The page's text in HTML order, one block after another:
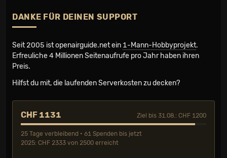
DANKE FÜR DEINEN SUPPORT
Seit 2005 ist openairguide.net ein 1-Mann-Hobbyprojekt.
Erfreuliche 4 Millionen Seiten­aufrufe pro Jahr haben ihren
Preis.
Hilfst du mit, die laufenden Serverkosten zu decken?
CHF 1131 Ziel bis 31.08.: CHF 1200
25 Tage verbleibend • 61 Spenden bis jetzt
2025: CHF 2333 von 2500 erreicht